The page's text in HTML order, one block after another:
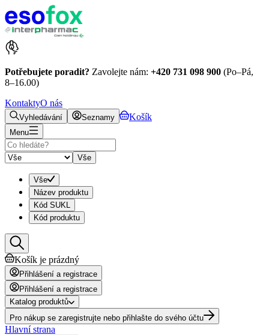
Potřebujete poradit? Zavolejte nám: +420 731 098 900 (Po–Pá,
8–16.00)
KontaktyO nás
Vyhledávání Seznamy Košík
Menu
Vše
Vše
Název produktu
Kód SUKL
Kód produktu
Košík je prázdný
Přihlášení a registrace
Přihlášení a registrace
Katalog produktů
Pro nákup se zaregistrujte nebo přihlašte do svého účtu
Hlavní strana